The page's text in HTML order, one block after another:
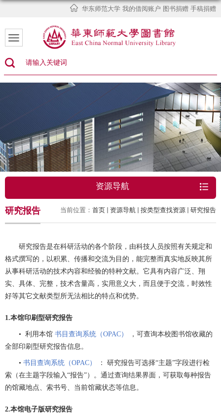
华东师范大学 我的借阅账户 图书捐赠 手稿捐赠
资源导航
当前位置： 首页 资源导航 按类型查找资源 研究报告
研究报告
研究报告是在科研活动的各个阶段，由科技人员按照有关规定和
格式撰写的，以积累、传播和交流为目的，能完整而真实地反映其所
从事科研活动的技术内容和经验的特种文献。它具有内容广泛、翔
实、具体、完整，技术含量高，实用意义大，而且便于交流，时效性
好等其它文献类型所无法相比的特点和优势。
1.本馆印刷型研究报告
• 利用本馆 书目查询系统（OPAC）
，可查询本校图书馆收藏的
全部印刷型研究报告信息。
• 书目查询系统（OPAC）
： 研究报告可选择“主题”字段进行检
索（在主题字段输入“报告”）。通过查询结果界面，可获取每种报告
的馆藏地点、索书号、当前馆藏状态等信息。
2.本馆电子版研究报告